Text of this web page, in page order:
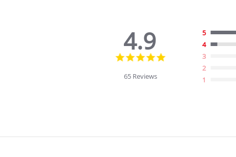
4.9
4.9
65 Reviews
5
4
3
2
1